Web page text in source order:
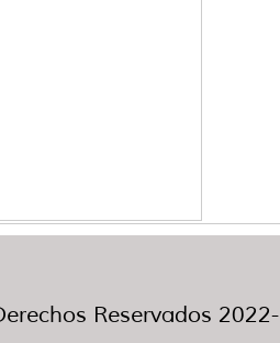
Reservados 2022-